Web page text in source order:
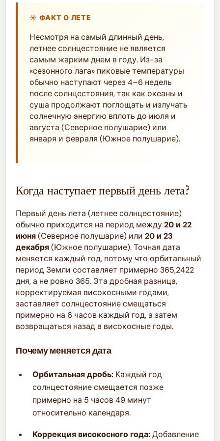
☀ ФАКТ О ЛЕТЕ
Несмотря на самый длинный день,
летнее солнцестояние не является
самым жарким днем в году. Из-за
«сезонного лага» пиковые температуры
обычно наступают через 4–6 недель
после солнцестояния, так как океаны и
суша продолжают поглощать и излучать
солнечную энергию вплоть до июля и
августа (Северное полушарие) или
января и февраля (Южное полушарие).
Когда наступает первый день лета?
Первый день лета (летнее солнцестояние)
обычно приходится на период между20 и 22
июня(Северное полушарие) или20 и 23
декабря(Южное полушарие). Точная дата
меняется каждый год, потому что орбитальный
период Земли составляет примерно 365,2422
дня, а не ровно 365. Эта дробная разница,
корректируемая високосными годами,
заставляет солнцестояние смещаться
примерно на 6 часов каждый год, а затем
возвращаться назад в високосные годы.
Почему меняется дата
Орбитальная дробь: Каждый год
солнцестояние смещается позже
примерно на 5 часов 49 минут
относительно календаря.
Коррекция високосного года:Добавление